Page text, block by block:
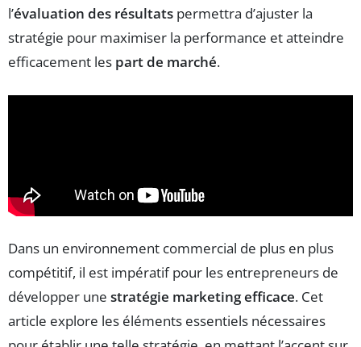
l’évaluation des résultats permettra d’ajuster la
stratégie pour maximiser la performance et atteindre
efficacement les part de marché.
Dans un environnement commercial de plus en plus
compétitif, il est impératif pour les entrepreneurs de
développer une stratégie marketing efficace. Cet
article explore les éléments essentiels nécessaires